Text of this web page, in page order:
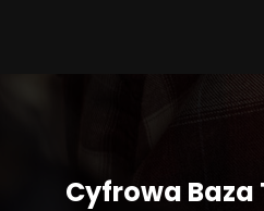
Cyfrowa